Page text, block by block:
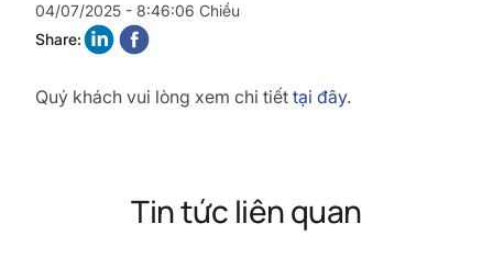
04/07/2025 - 8:46:06 Chiều
Share:
Quý khách vui lòng xem chi tiết tại đây.
Tin tức liên quan